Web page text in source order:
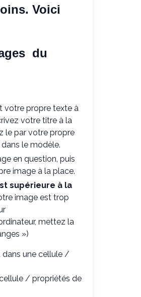
Voici
du
votre propre texte à
votre titre à la
le par votre propre
le modèle.
en question, puis
image à la place.
supérieure à la
image est trop
mettez la
»)
dans une cellule /
/ propriétés de